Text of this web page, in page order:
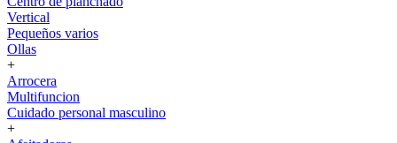
Vertical
Pequeños varios
Ollas
+
Arrocera
Multifuncion
Cuidado personal masculino
+